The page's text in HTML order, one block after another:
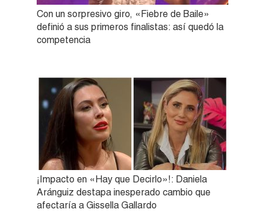
Con un sorpresivo giro, «Fiebre de Baile»
definió a sus primeros finalistas: así quedó la
competencia
¡Impacto en «Hay que Decirlo»!: Daniela
Aránguiz destapa inesperado cambio que
afectaría a Gissella Gallardo